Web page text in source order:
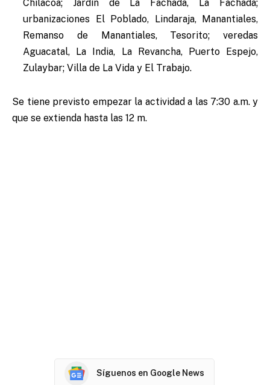
Chilacoa; Jardín de La Fachada, La Fachada;
urbanizaciones El Poblado, Lindaraja, Manantiales,
Remanso de Manantiales, Tesorito; veredas
Aguacatal, La India, La Revancha, Puerto Espejo,
Zulaybar; Villa de La Vida y El Trabajo.
Se tiene previsto empezar la actividad a las 7:30 a.m. y
que se extienda hasta las 12 m.
Síguenos en Google News